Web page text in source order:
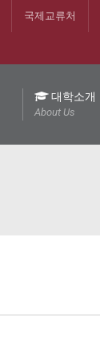
국제교류처
대학소개
About Us